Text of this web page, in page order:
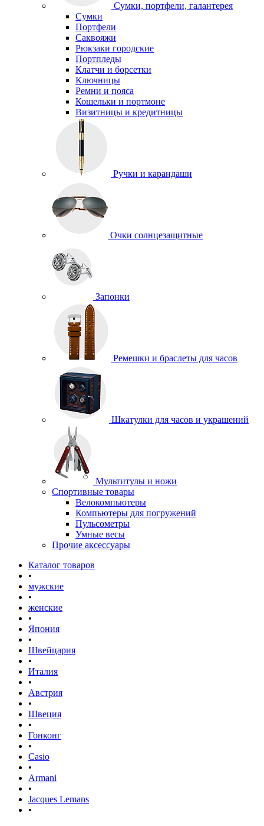
Сумки, портфели, галантерея
Сумки
Портфели
Саквояжи
Рюкзаки городские
Портпледы
Клатчи и борсетки
Ключницы
Ремни и пояса
Кошельки и портмоне
Визитницы и кредитницы
Ручки и карандаши
Очки солнцезащитные
Запонки
Ремешки и браслеты для часов
Шкатулки для часов и украшений
Мультитулы и ножи
Спортивные товары
Велокомпьютеры
Компьютеры для погружений
Пульсометры
Умные весы
Прочие аксессуары
Каталог товаров
•
мужские
•
женские
•
Япония
•
Швейцария
•
Италия
•
Австрия
•
Швеция
•
Гонконг
•
Casio
•
Armani
•
Jacques Lemans
•